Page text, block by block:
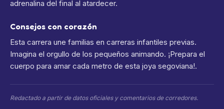
adrenalina del final al atardecer.
Consejos con corazón
Esta carrera une familias en carreras infantiles previas.
Imagina el orgullo de los pequeños animando. ¡Prepara el
cuerpo para amar cada metro de esta joya segoviana!.
Redactado a partir de datos oficiales y comentarios de corredores.